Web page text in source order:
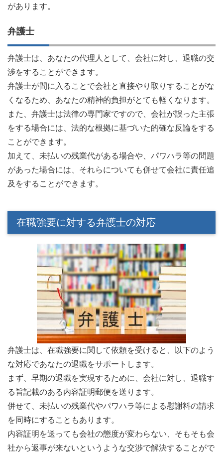
があります。
弁護士
弁護士は、あなたの代理人として、会社に対し、退職の交
渉をすることができます。
弁護士が間に入ることで会社と直接やり取りすることがな
くなるため、あなたの精神的負担がとても軽くなります。
また、弁護士は法律の専門家ですので、会社が誤った主張
をする場合には、法的な根拠に基づいた的確な反論をする
ことができます。
加えて、未払いの残業代がある場合や、パワハラ等の問題
があった場合には、それらについても併せて会社に責任追
及をすることができます。
在職強要に対する弁護士の対応
弁護士は、在職強要に関して依頼を受けると、以下のよう
な対応であなたの退職をサポートします。
まず、早期の退職を実現するために、会社に対し、退職す
る旨記載のある内容証明郵便を送ります。
併せて、未払いの残業代やパワハラ等による慰謝料の請求
を同時にすることもあります。
内容証明を送っても会社の態度が変わらない、そもそも会
社から返事が来ないというような交渉で解決することがで